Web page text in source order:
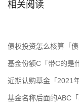
相关阅读
债权投资怎么核算「债
基金份额C「带C的是
近期认购基金「2021
基金名称后面的ABC